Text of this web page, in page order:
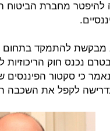
להיפטר מחברת הביטוח
מבקשת להתמקד בתחום
נכנס חוק
שהציגה בכנס משקיעים במאי 2013 נאמר כי
לקפל את השכבה